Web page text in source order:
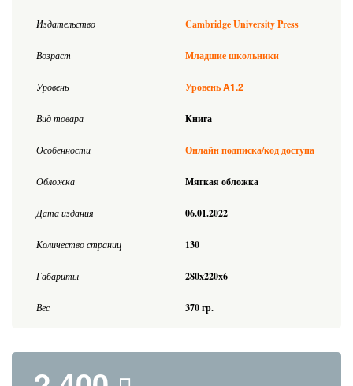
Издательство Cambridge University Press
Возраст Младшие школьники
Уровень УровеньA1.2
Вид товара Книга
Особенности Онлайн подписка/код доступа
Обложка Мягкая обложка
Дата издания 06.01.2022
Количество страниц 130
Габариты 280x220x6
Вес 370 гр.